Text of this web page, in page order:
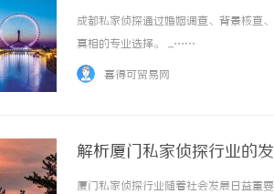
成都私家侦探通过婚姻调查、背景核查
真相的专业选择。 ...……
喜得可贸易网
解析厦门私家侦探行业的
厦门私家侦探行业随着社会发展日益重
畅享极致观影体验：深入解析丫
与优势